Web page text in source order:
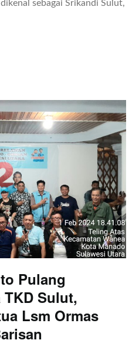
sebagai Srikandi Sulut,
Pulang
Sulut,
Lsm Ormas